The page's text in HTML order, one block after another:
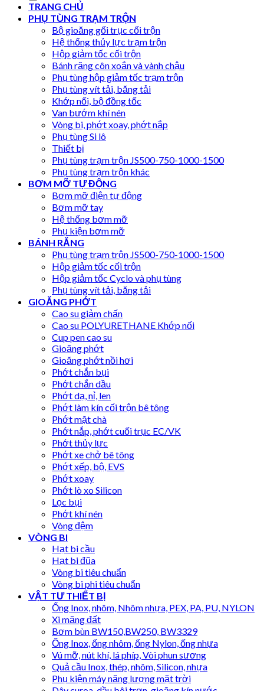
TRANG CHỦ
PHỤ TÙNG TRẠM TRỘN
Bộ gioăng gối trục cối trộn
Hệ thống thủy lực trạm trộn
Hộp giảm tốc cối trộn
Bánh răng côn xoắn và vành chậu
Phụ tùng hộp giảm tốc trạm trộn
Phụ tùng vít tải, băng tải
Khớp nối, bộ đồng tốc
Van bướm khí nén
Vòng bi, phớt xoay, phớt nắp
Phụ tùng Si lô
Thiết bị
Phụ tùng trạm trộn JS500-750-1000-1500
Phụ tùng trạm trộn khác
BƠM MỠ TỰ ĐỘNG
Bơm mỡ điện tự động
Bơm mỡ tay
Hệ thống bơm mỡ
Phụ kiện bơm mỡ
BÁNH RĂNG
Phụ tùng trạm trộn JS500-750-1000-1500
Hộp giảm tốc cối trộn
Hộp giảm tốc Cyclo và phụ tùng
Phụ tùng vít tải, băng tải
GIOĂNG PHỚT
Cao su giảm chấn
Cao su POLYURETHANE Khớp nối
Cup pen cao su
Gioăng phớt
Gioăng phớt nồi hơi
Phớt chắn bụi
Phớt chắn dầu
Phớt dạ, nỉ, len
Phớt làm kín cối trộn bê tông
Phớt mặt chà
Phớt nắp, phớt cuối trục EC/VK
Phớt thủy lực
Phớt xe chở bê tông
Phớt xếp, bộ, EVS
Phớt xoay
Phớt lò xo Silicon
Lọc bụi
Phớt khí nén
Vòng đệm
VÒNG BI
Hạt bi cầu
Hạt bi đũa
Vòng bi tiêu chuẩn
Vòng bi phi tiêu chuẩn
VẬT TƯ THIẾT BỊ
Ống Inox, nhôm, Nhôm nhựa, PEX, PA, PU, NYLON
Xi măng đất
Bơm bùn BW150,BW250, BW3329
Ống Inox, ống nhôm, ống Nylon, ống nhựa
Vú mỡ, nút khí, lá phíp, Vòi phun sương
Quả cầu Inox, thép, nhôm, Silicon, nhựa
Phụ kiện máy năng lượng mặt trời